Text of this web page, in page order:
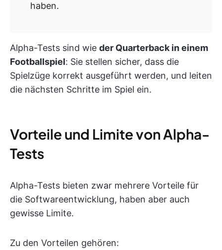
haben.
Alpha-Tests sind wie der Quarterback in einem
Footballspiel: Sie stellen sicher, dass die
Spielzüge korrekt ausgeführt werden, und leiten
die nächsten Schritte im Spiel ein.
Vorteile und Limite von Alpha-
Tests
Alpha-Tests bieten zwar mehrere Vorteile für
die Softwareentwicklung, haben aber auch
gewisse Limite.
Zu den Vorteilen gehören: